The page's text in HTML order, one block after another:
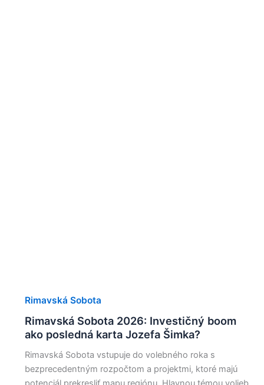
Rimavská Sobota
Rimavská Sobota 2026: Investičný boom
ako posledná karta Jozefa Šimka?
Rimavská Sobota vstupuje do volebného roka s
bezprecedentným rozpočtom a projektmi, ktoré majú